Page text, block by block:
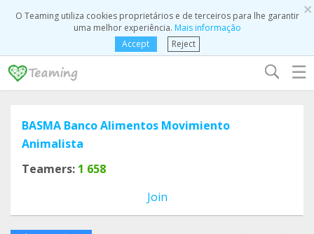
×
O Teaming utiliza cookies proprietários e de terceiros para lhe garantir
uma melhor experiência. Mais informação
Accept
Reject
☰
BASMA Banco Alimentos Movimiento
Animalista
Teamers: 1 658
Join